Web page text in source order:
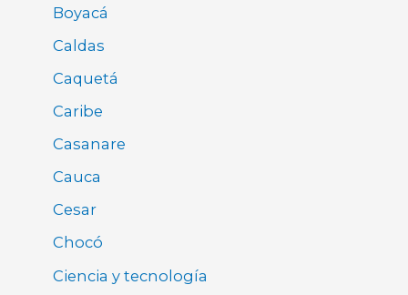
Boyacá
Caldas
Caquetá
Caribe
Casanare
Cauca
Cesar
Chocó
Ciencia y tecnología